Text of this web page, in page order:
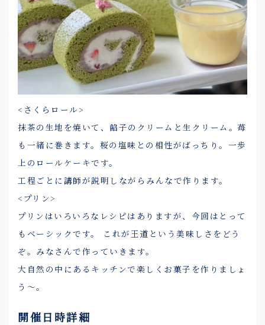
<さくらロール>
抹茶の生地を焼いて、餡子のクリームと生クリーム。苺
も一緒に巻きます。桜の塩味との相性がばっちり。一歩
上のロールケーキです。
工程ごとに講師が説明しながらみんなで作ります。
<プリン>
プリンはいろいろなレシピはありますが、今回はとって
もベーシックです。 これが王道という美味しさをどう
ぞ。みなさんで作っていきます。
大自然の中にあるキッチンで楽しくお菓子を作りましょ
う～。
開催日時詳細